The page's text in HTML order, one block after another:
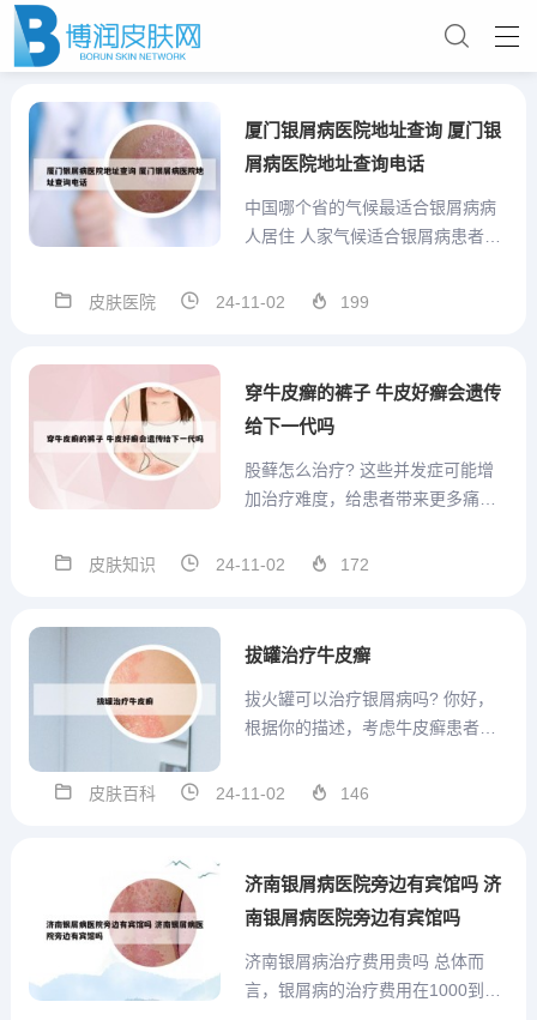
厦门银屑病医院地址查询 厦门银
屑病医院地址查询电话
中国哪个省的气候最适合银屑病病
人居住 人家气候适合银屑病患者，
利等人从1984年全国银屑病流行病
南、西南、沿海，内地等不同地域
皮肤医院 24-11-02 199
穿牛皮癣的裤子 牛皮好癣会遗传
给下一代吗
股藓怎么治疗? 这些并发症可能增
加治疗难度，给患者带来更多痛
应尽快就医，接受专业医生的治疗
者还应保持良好的生活习惯，增强
染。...
皮肤知识 24-11-02 172
拔罐治疗牛皮癣
拔火罐可以治疗银屑病吗? 你好，
根据你的描述，考虑牛皮癣患者主
皮肤表面出现疾病，而拔火罐恰好
一定要注意保护患处的皮肤。中医
皮肤百科 24-11-02 146
济南银屑病医院旁边有宾馆吗 济
南银屑病医院旁边有宾馆吗
济南银屑病治疗费用贵吗 总体而
言，银屑病的治疗费用在1000到30